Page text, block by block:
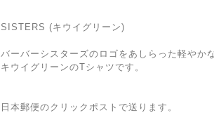
SISTERS (キウイグリーン)
バーバーシスターズのロゴをあしらった軽やか
キウイグリーンのTシャツです。
日本郵便のクリックポストで送ります。